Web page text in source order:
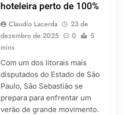
hoteleira perto de 100%
Claudio Lacerda
23 de
dezembro de 2025
0
5
mins
Com um dos litorais mais
disputados do Estado de São
Paulo, São Sebastião se
prepara para enfrentar um
verão de grande movimento.